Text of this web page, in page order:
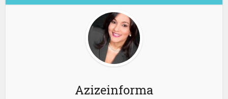
Azizeinforma